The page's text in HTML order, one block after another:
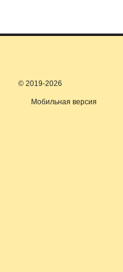
© 2019-2026
Мобильная версия